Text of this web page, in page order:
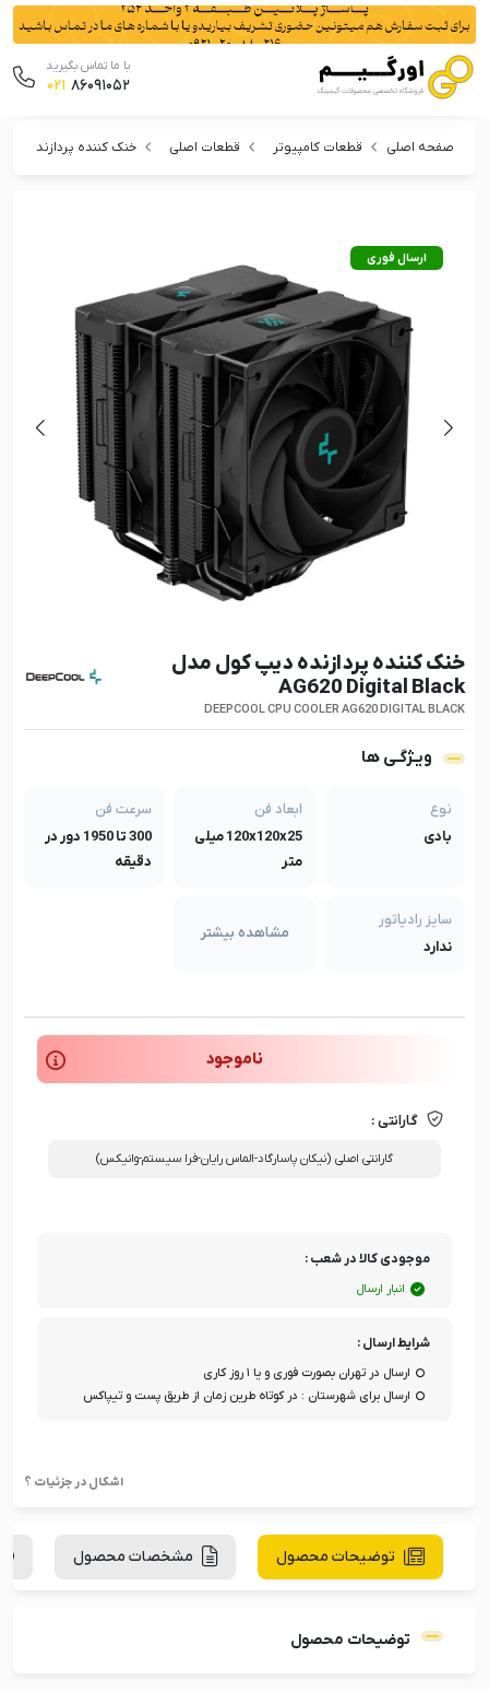
با ما تماس بگیرید
021 86091052
صفحه اصلی قطعات کامپیوتر قطعات اصلی خنک کننده پردازنده
ارسال فوری
خنک کننده پردازنده دیپ کول مدل
AG620 Digital Black
DEEPCOOL CPU COOLER AG620 DIGITAL BLACK
ویـژگـی ها
نوع
بادی
ابعاد فن
120x120x25 میلی
متر
سرعت فن
300 تا 1950 دور در
دقیقه
سایز رادیاتور
ندارد
مشاهده بیشتر
ناموجود
گارانتی :
گارانتی اصلی (نیکان پاسارگاد-الماس رایان-فرا سیستم-وانیکس)
موجودی کالا در شعب :
انبار ارسال
شرایط ارسال :
ارسال در تهران بصورت فوری و یا ۱ روز کاری
ارسال برای شهرستان : در کوتاه طرین زمان از طریق پست و تیپاکس
اشکال در جزئیات ؟
توضیحات محصول مشخصات محصول
توضیحات محصول